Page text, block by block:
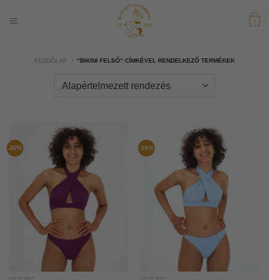
content
0
KEZDŐLAP “BIKINI FELSŐ” CÍMKÉVEL RENDELKEZŐ TERMÉKEK
-30% -30%